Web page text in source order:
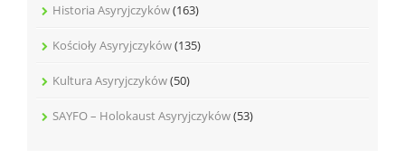
Historia Asyryjczyków(163)
Kościoły Asyryjczyków(135)
Kultura Asyryjczyków(50)
SAYFO – Holokaust Asyryjczyków(53)